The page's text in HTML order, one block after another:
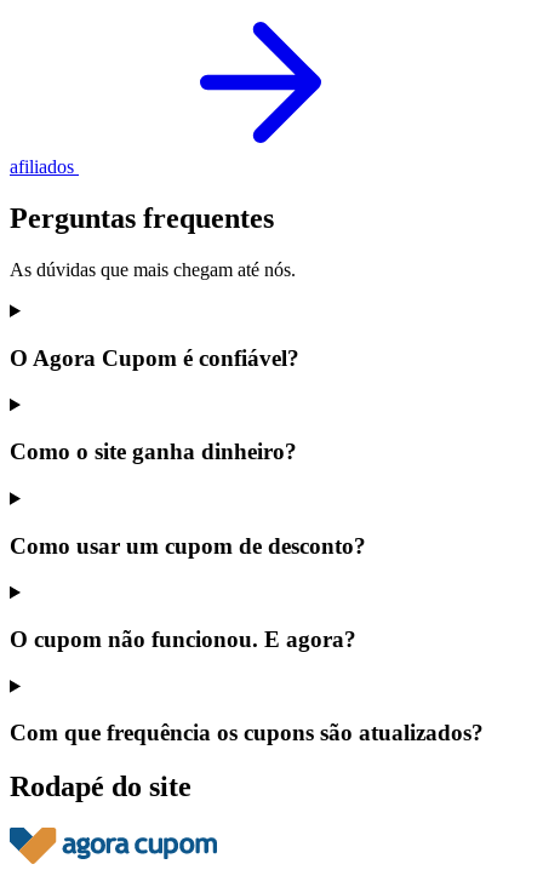
afiliados
Perguntas frequentes
As dúvidas que mais chegam até nós.
O Agora Cupom é confiável?
Como o site ganha dinheiro?
Como usar um cupom de desconto?
O cupom não funcionou. E agora?
Com que frequência os cupons são atualizados?
Rodapé do site